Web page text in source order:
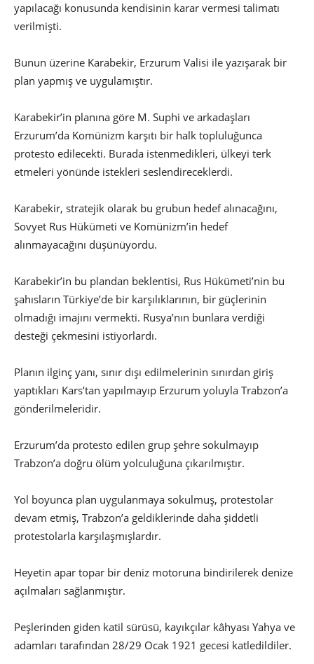
yapılacağı konusunda kendisinin karar vermesi talimatı
verilmişti.
Bunun üzerine Karabekir, Erzurum Valisi ile yazışarak bir
plan yapmış ve uygulamıştır.
Karabekir’in planına göre M. Suphi ve arkadaşları
Erzurum’da Komünizm karşıtı bir halk topluluğunca
protesto edilecekti. Burada istenmedikleri, ülkeyi terk
etmeleri yönünde istekleri seslendireceklerdi.
Karabekir, stratejik olarak bu grubun hedef alınacağını,
Sovyet Rus Hükümeti ve Komünizm’in hedef
alınmayacağını düşünüyordu.
Karabekir’in bu plandan beklentisi, Rus Hükümeti’nin bu
şahısların Türkiye’de bir karşılıklarının, bir güçlerinin
olmadığı imajını vermekti. Rusya’nın bunlara verdiği
desteği çekmesini istiyorlardı.
Planın ilginç yanı, sınır dışı edilmelerinin sınırdan giriş
yaptıkları Kars’tan yapılmayıp Erzurum yoluyla Trabzon’a
gönderilmeleridir.
Erzurum’da protesto edilen grup şehre sokulmayıp
Trabzon’a doğru ölüm yolculuğuna çıkarılmıştır.
Yol boyunca plan uygulanmaya sokulmuş, protestolar
devam etmiş, Trabzon’a geldiklerinde daha şiddetli
protestolarla karşılaşmışlardır.
Heyetin apar topar bir deniz motoruna bindirilerek denize
açılmaları sağlanmıştır.
Peşlerinden giden katil sürüsü, kayıkçılar kâhyası Yahya ve
adamları tarafından 28/29 Ocak 1921 gecesi katledildiler.